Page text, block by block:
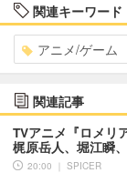
関連キーワード
アニメ/ゲーム
関連記事
TVアニメ『ロメリ
梶原岳人、堀江瞬
20:00 ｜ SPICER